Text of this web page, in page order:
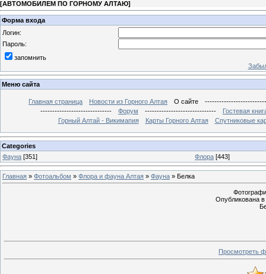
[АВТОМОБИЛЕМ ПО ГОРНОМУ АЛТАЮ]
Форма входа
Логин:
Пароль:
запомнить
Меню сайта
Главная страница Новости из Горного Алтая О сайте
------------------------------
Форум ------------------------------
Гостевая
Горный Алтай - Викимапия
Карты Горного Алтая Спутниковые
Categories
Фауна [351] Флора [443]
Главная » Фотоальбом » Флора и фауна Алтая » Фауна » Белка
Опубликована в
Просмотреть